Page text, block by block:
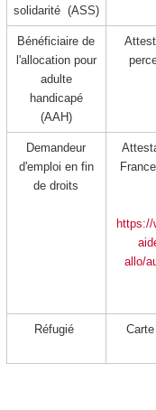
solidarité (ASS)
Bénéficiaire de
l'allocation pour
adulte
handicapé
(AAH)
Demandeur
d'emploi en fin
de droits
https://
allo/
Réfugié